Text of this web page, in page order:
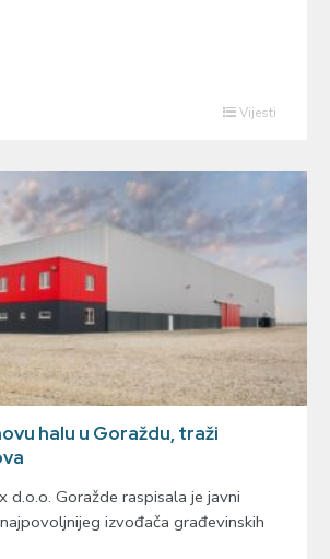
Vijesti
halu u Goraždu, traži
d.o.o. Goražde raspisala je javni
izvođača građevinskih